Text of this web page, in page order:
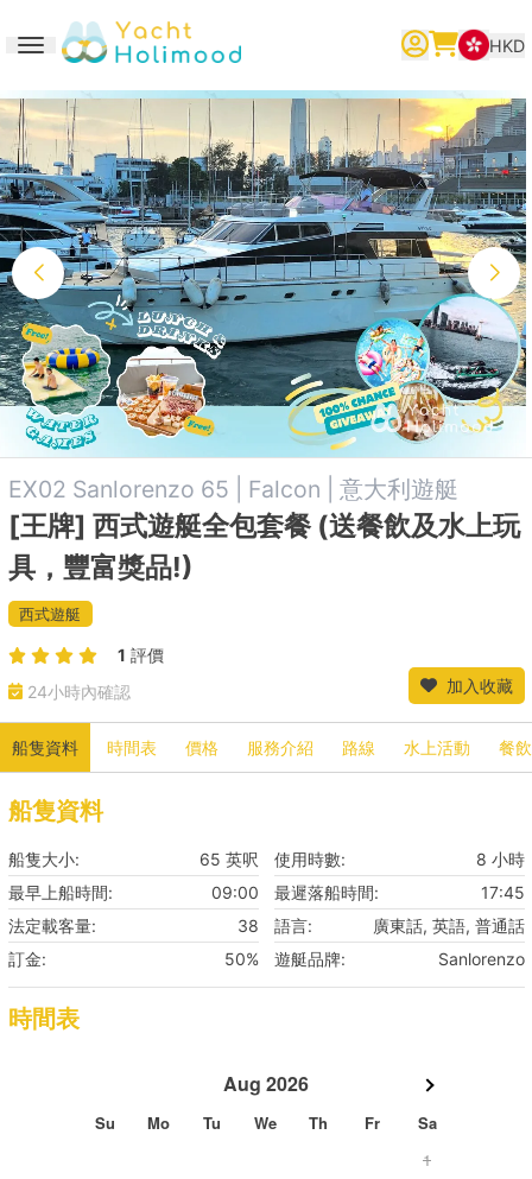
Toggle navigation
繁體中文 English 简体中文
HKD
EX02 Sanlorenzo 65 | Falcon | 意大利遊艇
[王牌] 西式遊艇全包套餐 (送餐飲及水上玩
具，豐富獎品!)
西式遊艇
1 評價
24小時內確認
加入收藏
船隻資料 時間表 價格 服務介紹 路線 水上活動 餐飲
船隻資料
船隻大小: 65 英呎 使用時數:
8 小時
最早上船時間:
09:00 最遲落船時間:
17:45
法定載客量:
38 語言:
廣東話, 英語, 普通話
訂金:
50% 遊艇品牌: Sanlorenzo
時間表
Aug 2026
Su Mo Tu We Th Fr
Sa
1